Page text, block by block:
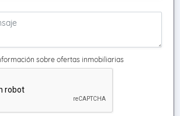
sobre ofertas inmobiliarias